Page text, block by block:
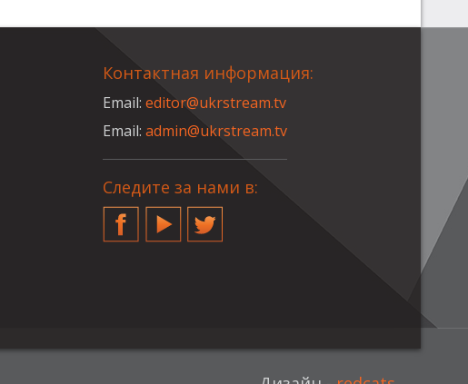
Контактная информация:
Email:editor@ukrstream.tv
Email:admin@ukrstream.tv
Следите за нами в:
FacebookYouTubeTwitter